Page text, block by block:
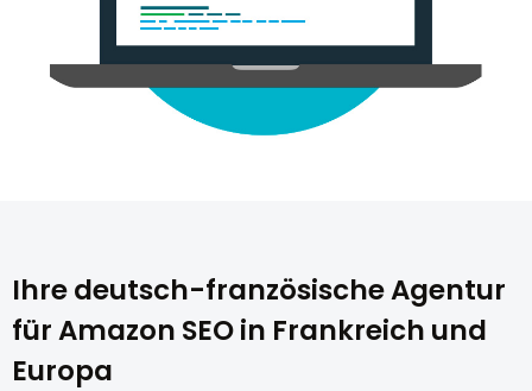
Ihre deutsch-französische Agentur
für Amazon SEO in Frankreich und
Europa